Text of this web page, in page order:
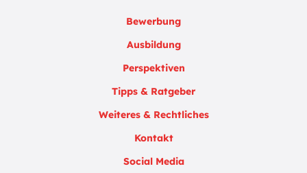
Bewerbung
Ausbildung
Perspektiven
Tipps & Ratgeber
Weiteres & Rechtliches
Kontakt
Social Media